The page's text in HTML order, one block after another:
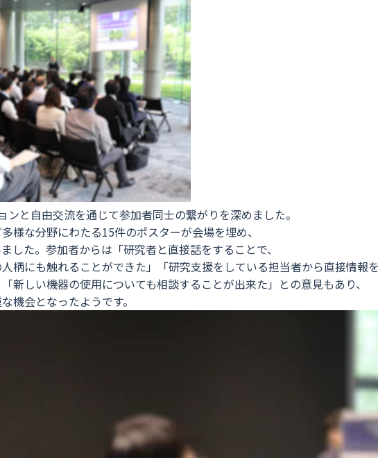
と自由交流を通じて参加者同士の繋がりを深めました。
様な分野にわたる15件のポスターが会場を埋め、
した。参加者からは「研究者と直接話をすることで、
柄にも触れることができた」「研究支援をしている担当者から直接情報を
新しい機器の使用についても相談することが出来た」との意見もあり、
機会となったようです。